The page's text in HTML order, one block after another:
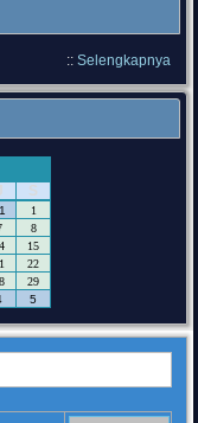
:: Selengkapnya
S
1
8
15
22
29
5